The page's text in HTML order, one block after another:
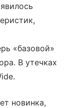
«базовой»
В утечках
новинка,